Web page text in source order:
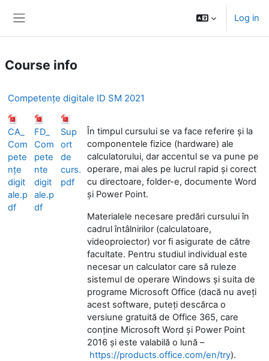
Log in
Course info
Competențe digitale ID SM 2021
CA_
Com
pete
nțe
digit
ale.p
df
FD_
Com
pete
nte
digit
ale.p
df
Sup
ort
de
curs.
pdf
În timpul cursului se va face referire și la
componentele fizice (hardware) ale
calculatorului, dar accentul se va pune pe
operare, mai ales pe lucrul rapid și corect
cu directoare, folder-e, documente Word
și Power Point.
Materialele necesare predări cursului în
cadrul întâlnirilor (calculatoare,
videoproiector) vor fi asigurate de către
facultate. Pentru studiul individual este
necesar un calculator care să ruleze
sistemul de operare Windows și suita de
programe Microsoft Office (dacă nu aveți
acest software, puteți descărca o
versiune gratuită de Office 365, care
conține Microsoft Word și Power Point
2016 și este valabilă o lună –
https://products.office.com/en/try).